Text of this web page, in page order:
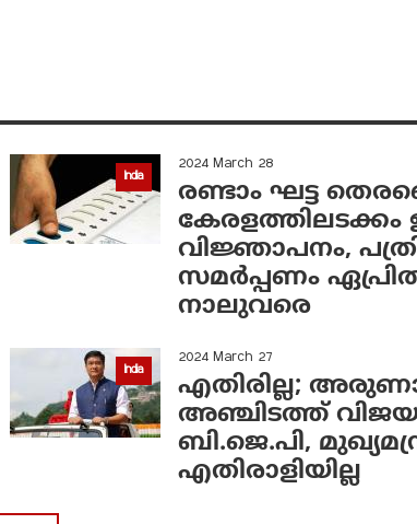
India
2024 March 28
രണ്ടാം ഘട്ട
കേരളത്തിലടക്കം
വിജ്ഞാപനം,
സമര്‍പ്പണം
നാലുവരെ
India
2024 March 27
എതിരില്ല;
അഞ്ചിടത്ത് വിജയം
ബി.ജെ.പി,
എതിരാളിയില്ല